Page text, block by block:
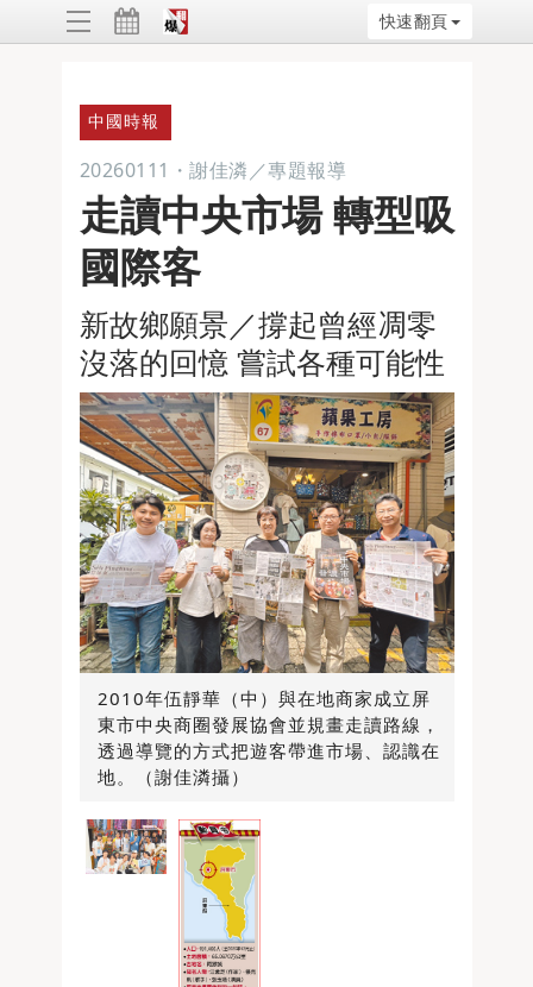
快速翻頁
中國時報
20260111 ・ 謝佳潾／專題報導
走讀中央市場 轉型吸
國際客
新故鄉願景／撐起曾經凋零
沒落的回憶 嘗試各種可能性
2010年伍靜華（中）與在地商家成立屏
東市中央商圈發展協會並規畫走讀路線，
透過導覽的方式把遊客帶進市場、認識在
地。（謝佳潾攝）